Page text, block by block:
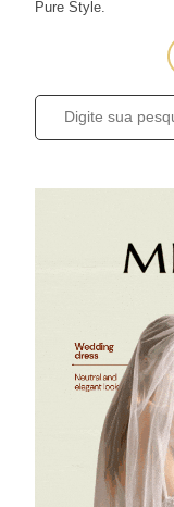
Pure Style.